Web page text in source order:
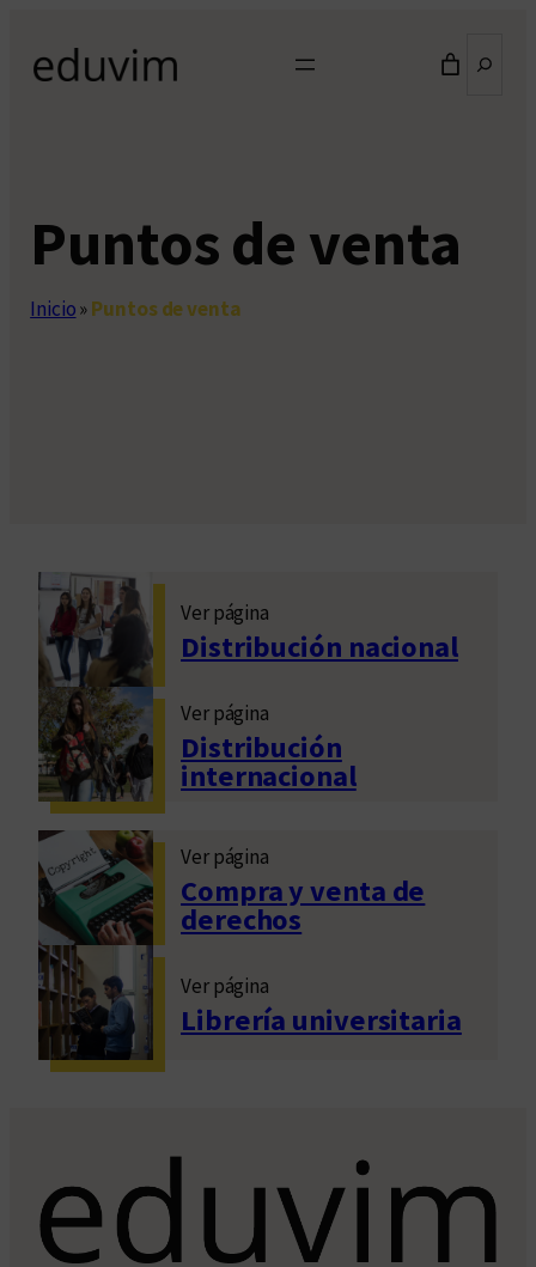
contenido
Puntos de venta
Inicio»Puntos de venta
Ver página
Distribución nacional
Ver página
Distribución
internacional
Ver página
Compra y venta de
derechos
Ver página
Librería universitaria